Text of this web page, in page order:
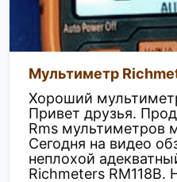
Мультиметр
Хороший
Привет друзья.
Rms мультиметров
Сегодня на видео
неплохой
Richmeters RM118B.